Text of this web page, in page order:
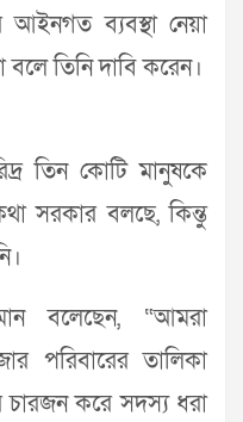
আইনগত ব্যবস্থা নেয়া
বলে তিনি দাবি করেন।
তিন কোটি মানুষকে
সরকার বলছে, কিন্তু
বলেছেন, “আমরা
পরিবারের তালিকা
চারজন করে সদস্য ধরা